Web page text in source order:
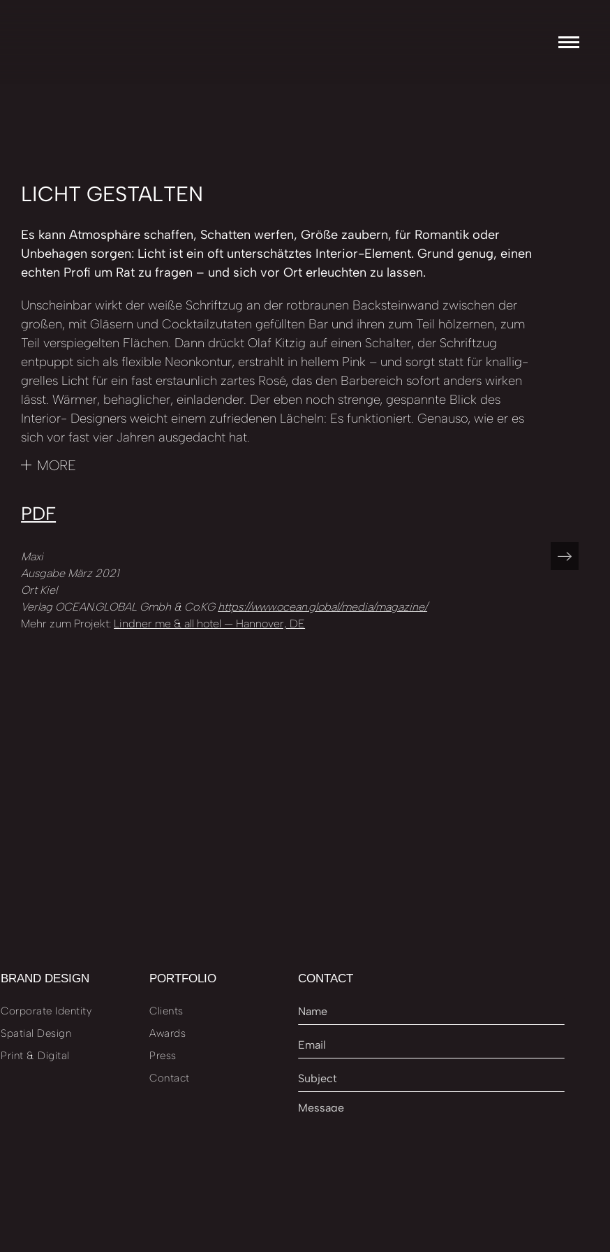
LICHT GESTALTEN
Es kann Atmosphäre schaffen, Schatten werfen, Größe zaubern, für Romantik oder
Unbehagen sorgen: Licht ist ein oft unterschätztes Interior-Element. Grund genug, einen
echten Profi um Rat zu fragen – und sich vor Ort erleuchten zu lassen.
Unscheinbar wirkt der weiße Schriftzug an der rotbraunen Backsteinwand zwischen der
großen, mit Gläsern und Cocktailzutaten gefüllten Bar und ihren zum Teil hölzernen, zum
Teil verspiegelten Flächen. Dann drückt Olaf Kitzig auf einen Schalter, der Schriftzug
entpuppt sich als flexible Neonkontur, erstrahlt in hellem Pink – und sorgt statt für knallig-
grelles Licht für ein fast erstaunlich zartes Rosé, das den Barbereich sofort anders wirken
lässt. Wärmer, behaglicher, einladender. Der eben noch strenge, gespannte Blick des
Interior- Designers weicht einem zufriedenen Lächeln: Es funktioniert. Genauso, wie er es
sich vor fast vier Jahren ausgedacht hat.
MORE
PDF
Maxi
Ausgabe März 2021
Ort Kiel
Verlag OCEAN.GLOBAL Gmbh & Co.KG https://www.ocean.global/media/magazine/
Mehr zum Projekt: Lindner me & all hotel — Hannover, DE
BRAND DESIGN
Corporate Identity
Spatial Design
Print & Digital
PORTFOLIO
Clients
Awards
Press
Contact
CONTACT